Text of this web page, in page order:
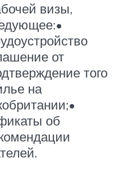
визы,
от
того
на
об